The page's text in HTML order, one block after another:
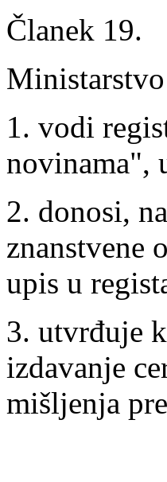
Članek 19.
1. vodi
novinama",
2. donosi,
znanstvene
upis u
3. utvrđuje
izdavanje
mišljenja